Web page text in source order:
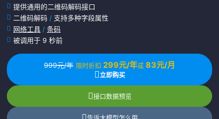
提供通用的二维码解码接口
二维码解码 / 支持多种字段属性
网络工具 / 条码
被调用于 9 秒前
999元/年 限时折扣 299元/年或 83元/月
立即购买
接口数据预览
告诉大模型怎么用